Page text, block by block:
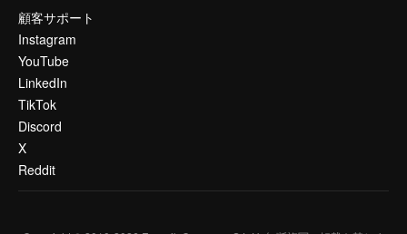
顧客サポート
Instagram
YouTube
LinkedIn
TikTok
Discord
X
Reddit